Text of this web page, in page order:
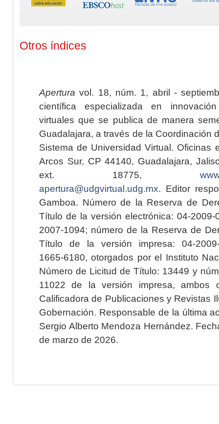
Otros índices
Apertura vol. 18, núm. 1, abril -
científica especializada en
virtuales que se publica de manera
Guadalajara, a través de la Coordinación
Sistema de Universidad Virtual. Oficinas
Arcos Sur, CP 44140, Guadalajara,
ext. 18775,
apertura@udgvirtual.udg.mx. Editor
Gamboa. Número de la Reserva de
Título de la versión electrónica: 04-2009-
2007-1094; número de la Reserva de
Título de la versión impresa: 04-2009-
1665-6180, otorgados por el Instituto
Número de Licitud de Título: 13449 y
11022 de la versión impresa, ambos
Calificadora de Publicaciones y Revistas
Gobernación. Responsable de la última
Sergio Alberto Mendoza Hernández.
de marzo de 2026.